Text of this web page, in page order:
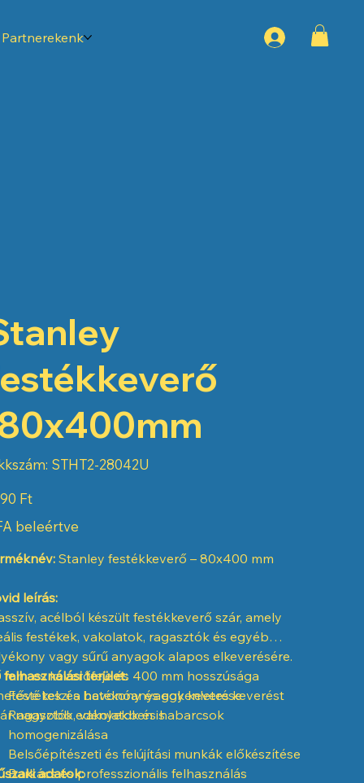
Partnerekenk
Cikkszám:
STHT2-
STHT2-28042U
Ft
beleértve
Stanley festékkeverő – 80x400 mm
leírás:
acélból készült festékkeverő szár, amely
festékek, vakolatok, ragasztók és egyéb
vagy sűrű anyagok alapos elkeverésére.
mm-es keverőfeje és 400 mm hosszúsága
teszi a hatékony és egyenletes keverést
nagyobb edényekben is.
felhasználási terület:
Festékek és bevonóanyagok keverése
Ragasztók, vakolatok és habarcsok
homogenizálása
Belsőépítészeti és felújítási munkák előkészítése
Barkács és professzionális felhasználás
adatok: